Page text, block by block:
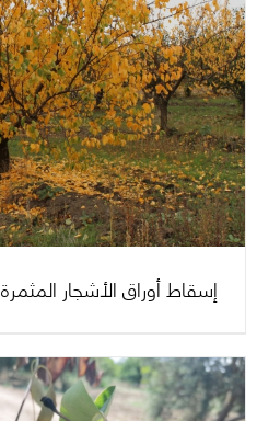
إسقاط أوراق الأشجار المثمرة